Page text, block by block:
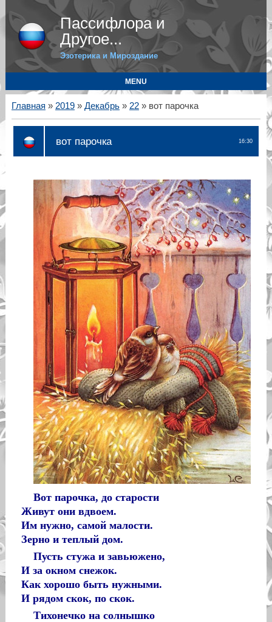
Пассифлора и
Другое...
Эзотерика и Мироздание
MENU
Главная » 2019 » Декабрь » 22» вот парочка
16:30
вот парочка
Вот парочка, до старости
Живут они вдвоем.
Им нужно, самой малости.
Зерно и теплый дом.
Пусть стужа и завьюжено,
И за окном снежок.
Как хорошо быть нужными.
И рядом скок, по скок.
Тихонечко на солнышко